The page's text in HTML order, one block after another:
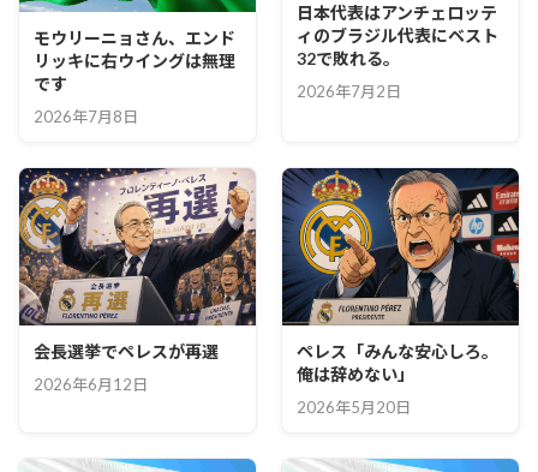
モウリーニョさん、エンド
リッキに右ウイングは無理
です
2026年7月8日
日本代表はアンチェロッテ
ィのブラジル代表にベスト
32で敗れる。
2026年7月2日
会長選挙でペレスが再選
2026年6月12日
ペレス「みんな安心しろ。
俺は辞めない」
2026年5月20日